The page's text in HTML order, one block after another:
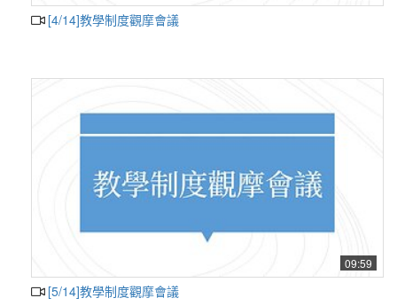
[4/14]教學制度觀摩會議
09:59
[5/14]教學制度觀摩會議